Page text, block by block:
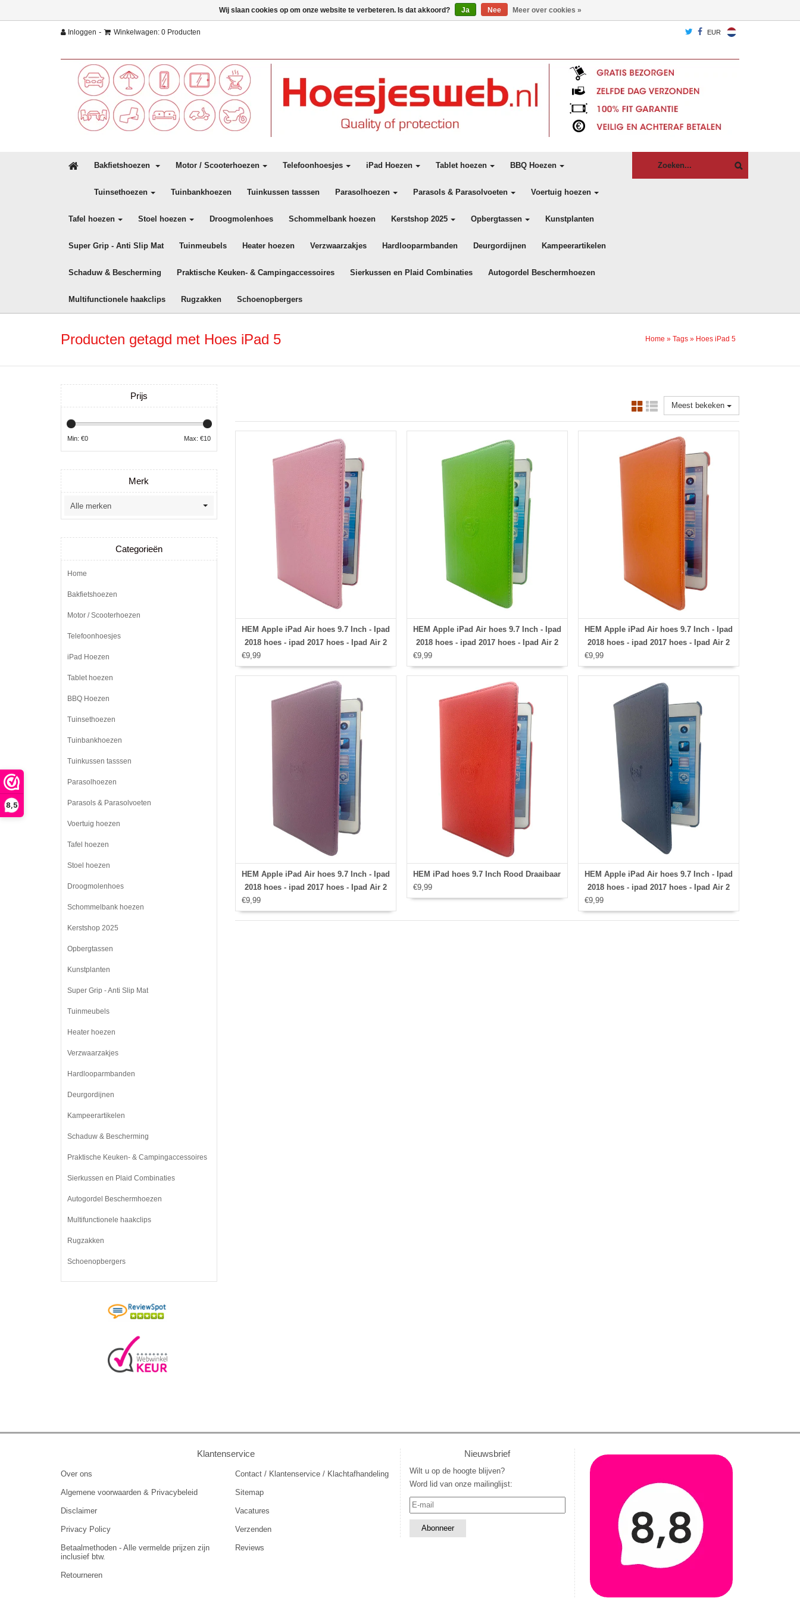
8,5
Inloggen - Winkelwagen: 0 Producten EUR
Bakfietshoezen Motor / Scooterhoezen Telefoonhoesjes iPad Hoezen Tablet hoezen BBQ Hoezen
Tuinsethoezen Tuinbankhoezen Tuinkussen tasssen Parasolhoezen Parasols & Parasolvoeten Voertuig hoezen
Tafel hoezen Stoel hoezen Droogmolenhoes Schommelbank hoezen Kerstshop 2025 Opbergtassen Kunstplanten
Super Grip - Anti Slip Mat Tuinmeubels Heater hoezen Verzwaarzakjes Hardlooparmbanden Deurgordijnen Kampeerartikelen
Schaduw & Bescherming Praktische Keuken- & Campingaccessoires Sierkussen en Plaid Combinaties Autogordel Beschermhoezen
Multifunctionele haakclips Rugzakken Schoenopbergers
Producten getagd met Hoes iPad 5 Home » Tags » Hoes iPad 5
Meest bekeken
HEM Apple iPad Air hoes 9.7 Inch - Ipad
2018 hoes - ipad 2017 hoes - Ipad Air 2
hoes - Ipad Air hoesje - Ipad 9.7 case -
Ipad 9.7 Autowake Draaibare Cover -
Ipad hoes 2017/2018 - Licht Roze -
Gehele draaibare bescherming voor
€9,99
HEM Apple iPad Air hoes 9.7 Inch - Ipad
2018 hoes - ipad 2017 hoes - Ipad Air 2
hoes - Ipad Air hoesje - Ipad 9.7 case -
Ipad 9.7 Autowake Draaibare Cover -
Ipad hoes 2017/2018 - Groen - Gehele
draaibare bescherming voor Ipad
€9,99
HEM Apple iPad Air hoes 9.7 Inch - Ipad
2018 hoes - ipad 2017 hoes - Ipad Air 2
hoes - Ipad Air hoesje - Ipad 9.7 case -
Ipad 9.7 Autowake Draaibare Cover -
Ipad hoes 2017/2018 - Oranje - Gehele
draaibare bescherming voor Ipad
€9,99
HEM Apple iPad Air hoes 9.7 Inch - Ipad
2018 hoes - ipad 2017 hoes - Ipad Air 2
hoes - Ipad Air hoesje - Ipad 9.7 case -
Ipad 9.7 Autowake Draaibare Cover -
€9,99
HEM iPad hoes 9.7 Inch Rood Draaibaar
€9,99
HEM Apple iPad Air hoes 9.7 Inch - Ipad
2018 hoes - ipad 2017 hoes - Ipad Air 2
hoes - Ipad Air hoesje - Ipad 9.7 case -
Ipad 9.7 Autowake Draaibare Cover -
€9,99
Prijs
Min: €0 Max: €10
Merk
Categorieën
Home
Bakfietshoezen
Motor / Scooterhoezen
Telefoonhoesjes
iPad Hoezen
Tablet hoezen
BBQ Hoezen
Tuinsethoezen
Tuinbankhoezen
Tuinkussen tasssen
Parasolhoezen
Parasols & Parasolvoeten
Voertuig hoezen
Tafel hoezen
Stoel hoezen
Droogmolenhoes
Schommelbank hoezen
Kerstshop 2025
Opbergtassen
Kunstplanten
Super Grip - Anti Slip Mat
Tuinmeubels
Heater hoezen
Verzwaarzakjes
Hardlooparmbanden
Deurgordijnen
Kampeerartikelen
Schaduw & Bescherming
Praktische Keuken- & Campingaccessoires
Sierkussen en Plaid Combinaties
Autogordel Beschermhoezen
Multifunctionele haakclips
Rugzakken
Schoenopbergers
Klantenservice
Over ons
Algemene voorwaarden & Privacybeleid
Disclaimer
Privacy Policy
Betaalmethoden - Alle vermelde prijzen zijn
inclusief btw.
Retourneren
Contact / Klantenservice / Klachtafhandeling
Sitemap
Vacatures
Verzenden
Reviews
Nieuwsbrief
Wilt u op de hoogte blijven?
Word lid van onze mailinglijst:
Wij slaan cookies op om onze website te verbeteren. Is dat akkoord? Ja Nee Meer over cookies »